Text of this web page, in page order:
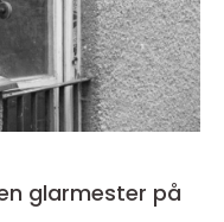
glarmester på